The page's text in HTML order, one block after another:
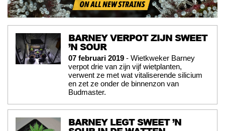
BARNEY VERPOT ZIJN SWEET
’N SOUR
07 februari 2019 - Wietkweker Barney
verpot drie van zijn vijf wietplanten,
verwent ze met wat vitaliserende silicium
en zet ze onder de binnenzon van
Budmaster.
BARNEY LEGT SWEET ’N